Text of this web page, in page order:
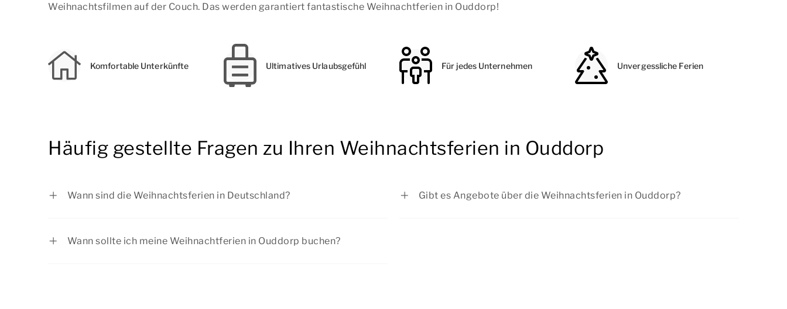
Weihnachtsfilmen auf der Couch. Das werden garantiert fantastische Weihnachtferien in Ouddorp!
Komfortable Unterkünfte Ultimatives Urlaubsgefühl Für jedes Unternehmen Unvergessliche Ferien
Häufig gestellte Fragen zu Ihren Weihnachtsferien in Ouddorp
Wann sind die Weihnachtsferien in Deutschland?
Gibt es Angebote über die Weihnachtsferien in Ouddorp?
Wann sollte ich meine Weihnachtferien in Ouddorp buchen?